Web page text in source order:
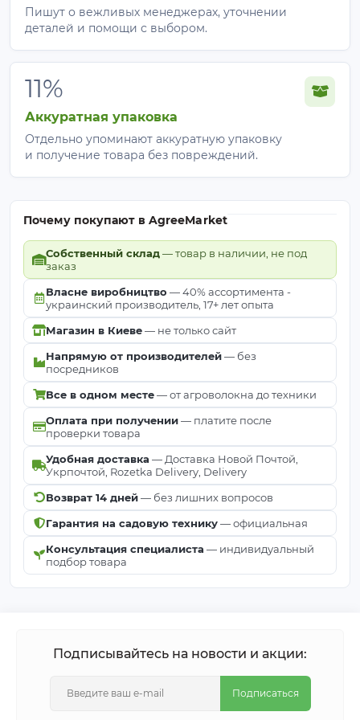
45%
Зелень,
Легкая тень,
60–70%
Теплицы,
виноград,
огородные
культуры
растений,
частичная
приватность
75%
Заборы,
фасады,
приватность
80%
Заборы до
2 м,
Максимальная
приватность,
минимум
света
90–95%
Полное
затенение,
защита от
пыли
пропускает
свет
Как установить затеняющую
сетку — 4 шага
Подготовьте основу— столбы забора, каркас
ширина 2 м точно соответствует стандартной
высоте забора без подрезки.
от одного конца до другого —
плотное плетение 80% держит форму без
Пишут о вежливых менеджерах, уточнении
деталей и помощи с выбором.
11%
Аккуратная упаковка
Отдельно упоминают аккуратную упаковку
и получение товара без повреждений.
Почему покупают в AgreeMarket
Собственный склад— товар в наличии, не под
заказ
Власне виробництво — 40% ассортимента -
украинский производитель, 17+ лет опыта
Магазин в Киеве— не только сайт
Напрямую от производителей— без
посредников
Все в одном месте— от агроволокна до техники
Оплата при получении— платите после
проверки товара
Удобная доставка — Доставка Новой Почтой,
Укрпочтой, Rozetka Delivery, Delivery
Возврат 14 дней— без лишних вопросов
Гарантия на садовую технику— официальная
Консультация специалиста — индивидуальный
подбор товара
Подписывайтесь на новости и акции:
Подписаться